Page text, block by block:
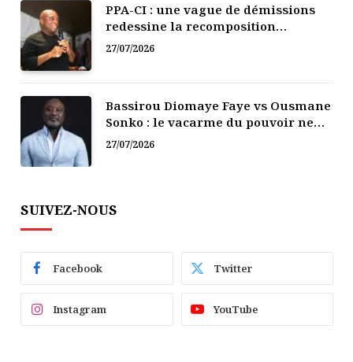
PPA-CI : une vague de démissions
redessine la recomposition
politique
27/07/2026
Bassirou Diomaye Faye vs Ousmane
Sonko : le vacarme du pouvoir ne
doit pas faire oublier les liens de la
Fraternité
27/07/2026
SUIVEZ-NOUS
Facebook Twitter
Instagram YouTube